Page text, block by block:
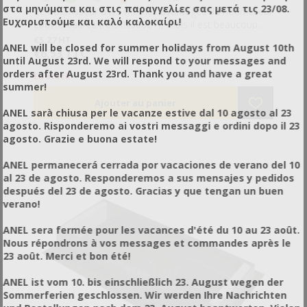
Ce nourrisseur a les mêmes avantages du nourrisseur
couvre-cadres (ref.AN30021), mais il est beaucoup
Vous pouvez nourrir l'essaim à tout moment, par
n'importe quel temps et sans avoir besoin d'enfumer.
L'essaim est nourri loin de l'entrée de la ruche ce qui
exclut tout risque de pillage.
Peut être utilisé avec tous les types de ruche et avec
de la nourriture solide et liquide.
Peut remplacer le couvercle interne de la ruche ( vous
Vous pouvez utiliser le nourisseur avec la partition
cadre ref.3570 et nourrir en même temps trois
essaims différents.
€6,53 TTC
En stock
στα μηνύματα και στις παραγγελίες σας μετά τις 23/08.
Ευχαριστούμε και καλό καλοκαίρι!
ANEL will be closed for summer holidays from August 10th
until August 23rd. We will respond to your messages and
orders after August 23rd. Thank you and have a great
summer!
ANEL sarà chiusa per le vacanze estive dal 10 agosto al 23
agosto. Risponderemo ai vostri messaggi e ordini dopo il 23
agosto. Grazie e buona estate!
ANEL permanecerá cerrada por vacaciones de verano del 10
al 23 de agosto. Responderemos a sus mensajes y pedidos
después del 23 de agosto. Gracias y que tengan un buen
verano!
ANEL sera fermée pour les vacances d'été du 10 au 23 août.
Nous répondrons à vos messages et commandes après le
23 août. Merci et bon été!
ANEL ist vom 10. bis einschließlich 23. August wegen der
Sommerferien geschlossen. Wir werden Ihre Nachrichten